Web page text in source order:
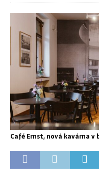
Café Ernst, nová kavárna v